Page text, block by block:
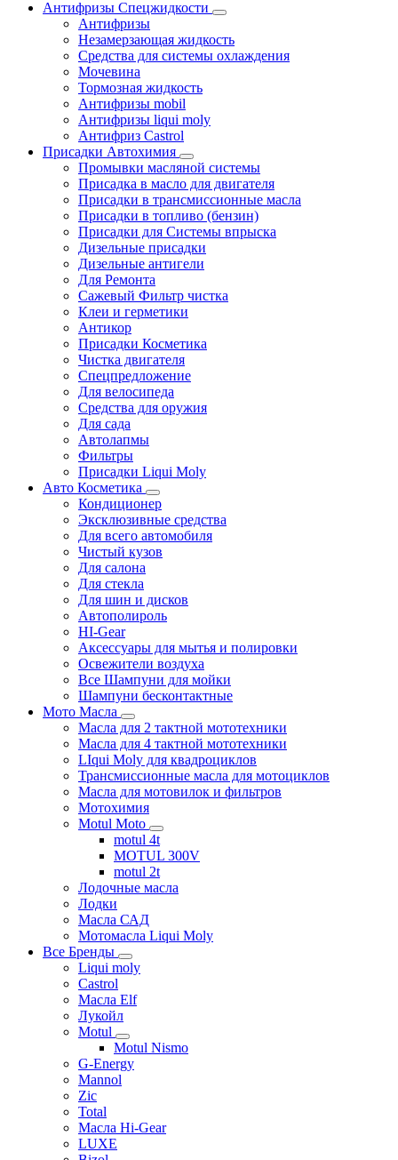
Антифризы Спецжидкости
Антифризы
Незамерзающая жидкость
Средства для системы охлаждения
Мочевина
Тормозная жидкость
Антифризы mobil
Антифризы liqui moly
Антифриз Castrol
Присадки Автохимия
Промывки масляной системы
Присадка в масло для двигателя
Присадки в трансмиссионные масла
Присадки в топливо (бензин)
Присадки для Системы впрыска
Дизельные присадки
Дизельные антигели
Для Ремонта
Сажевый Фильтр чистка
Клеи и герметики
Антикор
Присадки Косметика
Чистка двигателя
Спецпредложение
Для велосипеда
Средства для оружия
Для сада
Автолапмы
Фильтры
Присадки Liqui Moly
Авто Косметика
Кондиционер
Эксклюзивные средства
Для всего автомобиля
Чистый кузов
Для салона
Для стекла
Для шин и дисков
Автополироль
HI-Gear
Аксессуары для мытья и полировки
Освежители воздуха
Все Шампуни для мойки
Шампуни бесконтактные
Мото Масла
Масла для 2 тактной мототехники
Масла для 4 тактной мототехники
LIqui Moly для квадроциклов
Трансмиссионные масла для мотоциклов
Масла для мотовилок и фильтров
Мотохимия
Motul Moto
motul 4t
MOTUL 300V
motul 2t
Лодочные масла
Лодки
Масла САД
Мотомасла Liqui Moly
Все Бренды
Liqui moly
Castrol
Масла Elf
Лукойл
Motul
Motul Nismo
G-Energy
Mannol
Zic
Total
Масла Hi-Gear
LUXE